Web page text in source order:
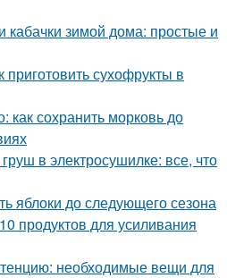
кабачки зимой дома: простые и
приготовить сухофрукты в
как сохранить морковь до
в электросушилке: все, что
яблоки до следующего сезона
продуктов для усиливания
необходимые вещи для